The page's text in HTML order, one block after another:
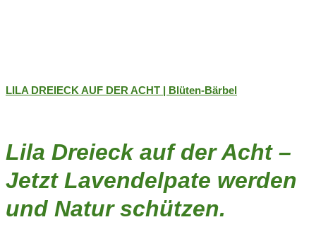
LILA DREIECK AUF DER ACHT | Blüten-Bärbel
Lila Dreieck auf der Acht –
Jetzt Lavendelpate werden
und Natur schützen.